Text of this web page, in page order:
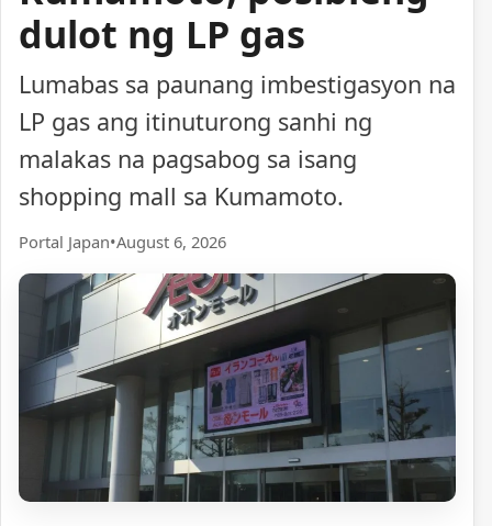
dulot ng LP gas
Lumabas sa paunang imbestigasyon na
LP gas ang itinuturong sanhi ng
malakas na pagsabog sa isang
shopping mall sa Kumamoto.
Portal Japan•August 6, 2026